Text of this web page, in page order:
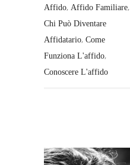
Affido, Affido Familiare,
Chi Può Diventare
Affidatario, Come
Funziona L'affido,
Conoscere L'affido